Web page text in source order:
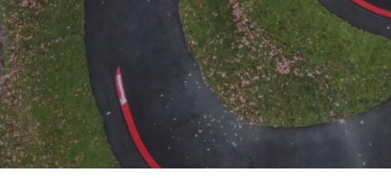
Druk op ENTER om te zoeken of ESC te